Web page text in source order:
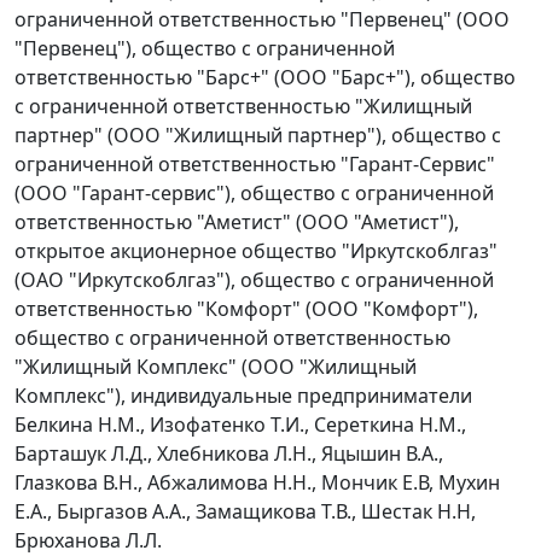
ограниченной ответственностью "Первенец" (ООО
"Первенец"), общество с ограниченной
ответственностью "Барс+" (ООО "Барс+"), общество
с ограниченной ответственностью "Жилищный
партнер" (ООО "Жилищный партнер"), общество с
ограниченной ответственностью "Гарант-Сервис"
(ООО "Гарант-сервис"), общество с ограниченной
ответственностью "Аметист" (ООО "Аметист"),
открытое акционерное общество "Иркутскоблгаз"
(ОАО "Иркутскоблгаз"), общество с ограниченной
ответственностью "Комфорт" (ООО "Комфорт"),
общество с ограниченной ответственностью
"Жилищный Комплекс" (ООО "Жилищный
Комплекс"), индивидуальные предприниматели
Белкина Н.М., Изофатенко Т.И., Сереткина Н.М.,
Барташук Л.Д., Хлебникова Л.Н., Яцышин В.А.,
Глазкова В.Н., Абжалимова Н.Н., Мончик Е.В, Мухин
Е.А., Быргазов А.А., Замащикова Т.В., Шестак Н.Н,
Брюханова Л.Л.